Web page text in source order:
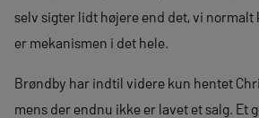
selv sigter lidt højere end det, vi
er mekanismen i det hele.
Brøndby har indtil videre kun hentet
mens der endnu ikke er lavet et salg. Et